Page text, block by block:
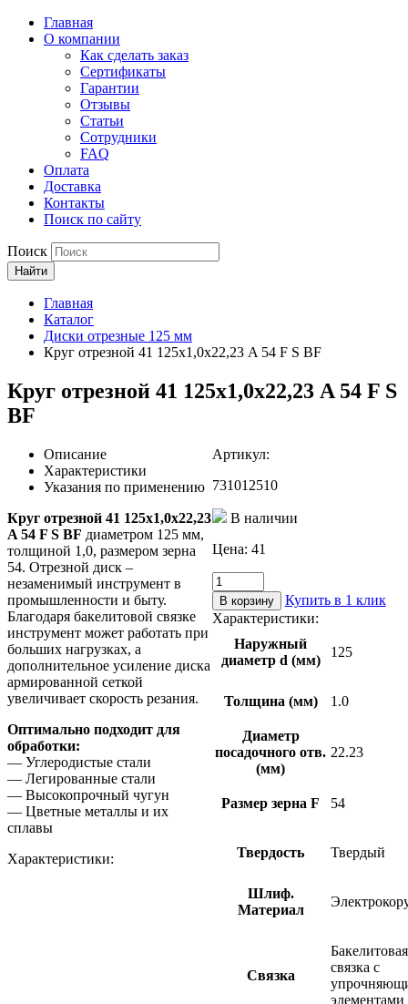
Главная
О компании
Как сделать заказ
Сертификаты
Гарантии
Отзывы
Статьи
Сотрудники
FAQ
Оплата
Доставка
Контакты
Поиск по сайту
Поиск
Найти
Главная
Каталог
Диски отрезные 125 мм
Круг отрезной 41 125х1,0х22,23 A 54 F S BF
Круг отрезной 41 125х1,0х22,23 A 54 F S
BF
Артикул:
731012510
В наличии
Цена: 41
Количество
товара
Круг
отрезной
125х1,0х22,23
54
В корзину
Купить в 1 клик
Характеристики:
Наружный
диаметр d (мм)
125
Толщина (мм) 1.0
Диаметр
посадочного отв.
(мм)
22.23
Размер зерна F 54
Твердость Твердый
Шлиф.
Материал
Связка
Бакелитовая
связка с
элементами
Описание
Характеристики
Указания по применению
Круг отрезной 41 125х1,0х22,23
A 54 F S BF диаметром 125 мм,
толщиной 1,0, размером зерна
54. Отрезной диск –
незаменимый инструмент в
промышленности и быту.
Благодаря бакелитовой связке
инструмент может работать при
больших нагрузках, а
дополнительное усиление диска
армированной сеткой
увеличивает скорость резания.
Оптимально подходит для
обработки:
— Углеродистые стали
— Легированные стали
— Высокопрочный чугун
— Цветные металлы и их
сплавы
Характеристики: